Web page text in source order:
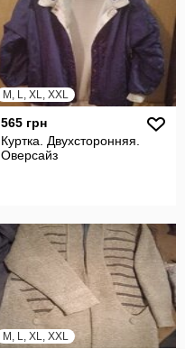
M, L, XL, XXL
565 грн
Куртка. Двухсторонняя.
Оверсайз
M, L, XL, XXL